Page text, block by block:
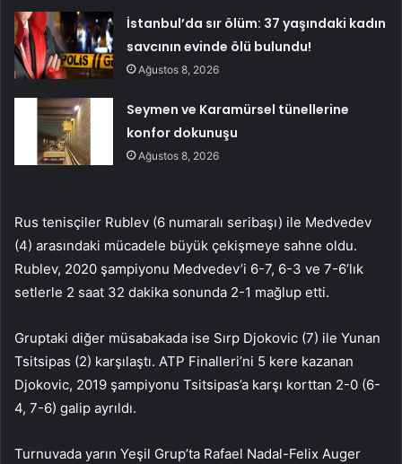
İstanbul’da sır ölüm: 37 yaşındaki kadın
savcının evinde ölü bulundu!
Ağustos 8, 2026
Seymen ve Karamürsel tünellerine
konfor dokunuşu
Ağustos 8, 2026
Rus tenisçiler Rublev (6 numaralı seribaşı) ile Medvedev
(4) arasındaki mücadele büyük çekişmeye sahne oldu.
Rublev, 2020 şampiyonu Medvedev’i 6-7, 6-3 ve 7-6’lık
setlerle 2 saat 32 dakika sonunda 2-1 mağlup etti.
Gruptaki diğer müsabakada ise Sırp Djokovic (7) ile Yunan
Tsitsipas (2) karşılaştı. ATP Finalleri’ni 5 kere kazanan
Djokovic, 2019 şampiyonu Tsitsipas’a karşı korttan 2-0 (6-
4, 7-6) galip ayrıldı.
Turnuvada yarın Yeşil Grup’ta Rafael Nadal-Felix Auger